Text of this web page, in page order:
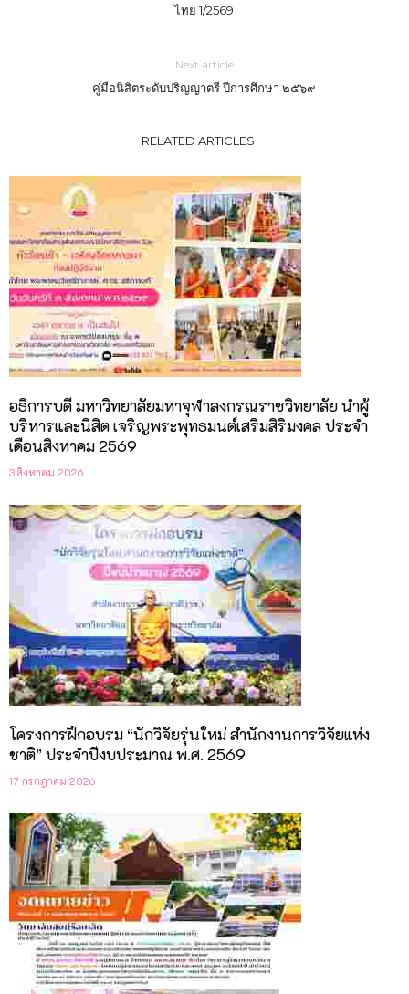
ไทย 1/2569
Next article
คู่มือนิสิตระดับปริญญาตรี ปีการศึกษา ๒๕๖๙
RELATED ARTICLES
อธิการบดี มหาวิทยาลัยมหาจุฬาลงกรณราชวิทยาลัย นำผู้
บริหารและนิสิต เจริญพระพุทธมนต์เสริมสิริมงคล ประจำ
เดือนสิงหาคม 2569
3 สิงหาคม 2026
โครงการฝึกอบรม “นักวิจัยรุ่นใหม่ สำนักงานการวิจัยแห่ง
ชาติ” ประจำปีงบประมาณ พ.ศ. 2569
17 กรกฎาคม 2026